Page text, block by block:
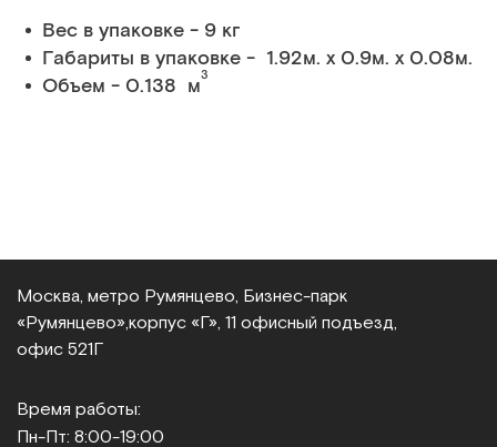
Вес в упаковке - 9 кг
Габариты в упаковке - 1.92м. x 0.9м. x 0.08м.
Объем - 0.138 м3
Москва, метро Румянцево, Бизнес‑парк
«Румянцево», корпус «Г», 11 офисный подъезд,
офис 521Г
Время работы:
Пн-Пт: 8:00-19:00